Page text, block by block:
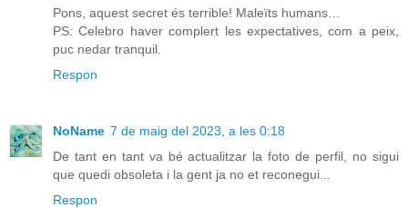
Pons, aquest secret és terrible! Maleïts humans…
PS: Celebro haver complert les expectatives, com a peix,
puc nedar tranquil.
Respon
NoName 7 de maig del 2023, a les 0:18
De tant en tant va bé actualitzar la foto de perfil, no sigui
que quedi obsoleta i la gent ja no et reconegui...
Respon